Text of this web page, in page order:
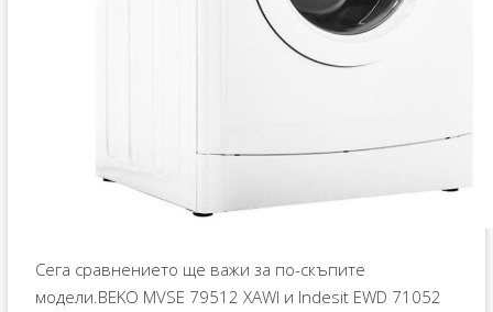
Сега сравнението ще важи за по-скъпите
модели.BEKO MVSE 79512 XAWI и Indesit EWD 71052